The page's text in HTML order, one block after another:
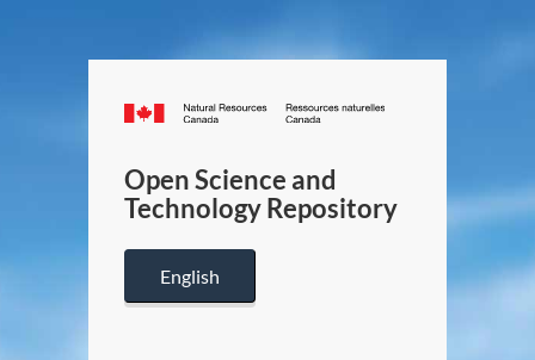
Canada.ca
/
Canada
Open Science and
Technology Repository
English